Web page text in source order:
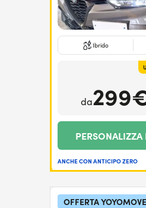
Ibrido
da
PERSONALIZZA
ANCHE CON ANTICIPO ZERO
OFFERTA YOYOMOVE